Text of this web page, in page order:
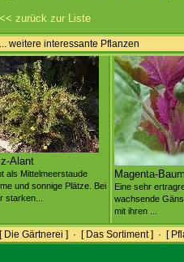
<< zurück zur Liste
... weitere interessante Pflanzen
Alant
als Mittelmeerstaude
und sonnige Plätze. Bei
starken...
Magenta-
Eine sehr
wachsende
mit ihren ...
[ Die Gärtnerei ] · [ Das Sortiment ] · [